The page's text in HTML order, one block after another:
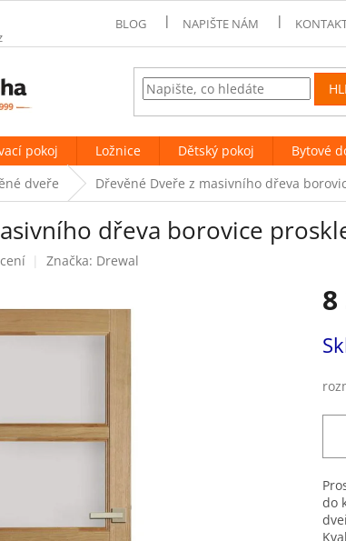
BLOG NAPIŠTE NÁM
pokoj Ložnice Dětský pokoj Bytové
dveře Dřevěné Dveře z masivního dřeva
dřeva borovice
Značka: Drewal
8
do